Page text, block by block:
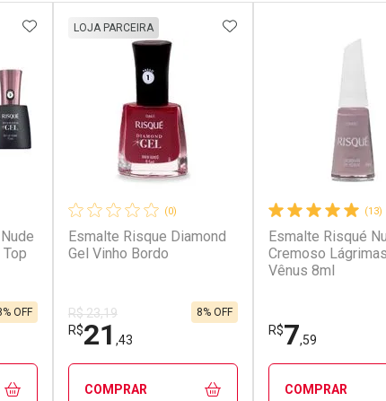
OFF
ADICIONAR AOS FAVORITOS
(0)
Esmalte Risque Diamond
Gel Vinho Bordo
LOJA PARCEIRA
R$ 23,19
R$21 ,43
8% OFF
ADICIONAR AOS
COMPRAR
(13)
Esmalte Risqué
Cremoso
Vênus 8ml
R$7,59
COMPRAR